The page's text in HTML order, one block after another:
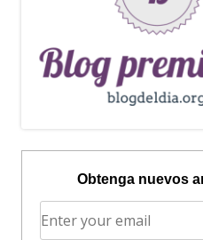
Obtenga nuevos